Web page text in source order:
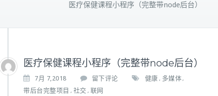
医疗保健课程小程序（完整带node后台）
医疗保健课程小程序（完整带node后台）
7月 7,2018 留下评论 健康 , 多媒体,
带后台完整项目 , 社交 , 联网